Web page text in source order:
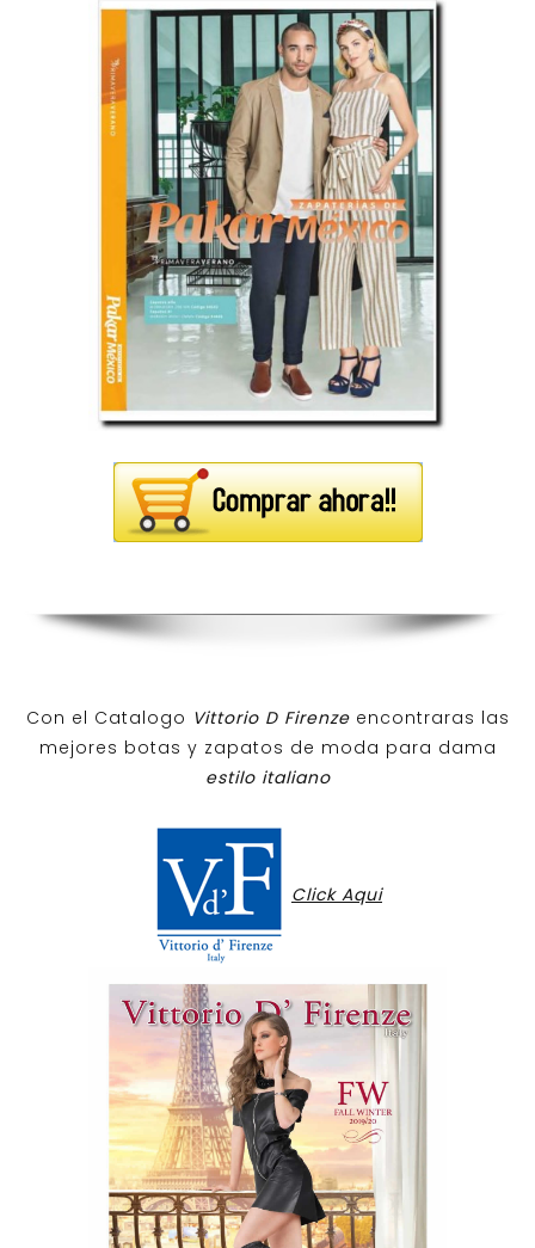
Con el Catalogo Vittorio D Firenzeencontraras las
mejores botas y zapatos de moda para dama
estilo italiano
Click Aqui